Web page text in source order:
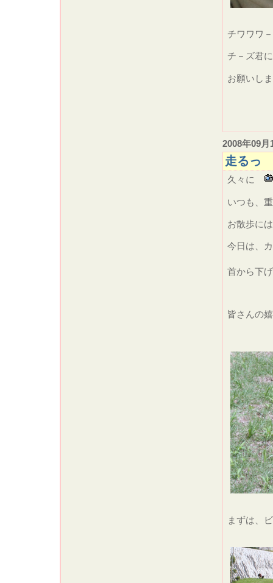
チワワワ
チ－ズ
お願いし
2008年09月
走るっ
久々に
いつも、
お散歩に
今日は、
首から下
皆さんの
まずは、